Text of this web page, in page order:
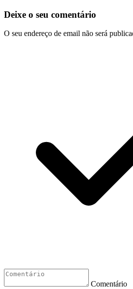
Deixe o seu comentário
O seu endereço de email não será
Comentário